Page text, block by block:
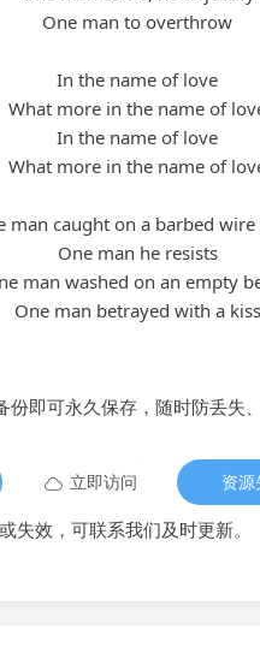
One man to overthrow
In the name of love
What more in the name of
In the name of love
What more in the name of
man caught on a barbed wire
One man he resists
man washed on an empty
One man betrayed with a kiss
即可永久保存，随时防丢失
立即访问 资源
失效，可联系我们及时更新。